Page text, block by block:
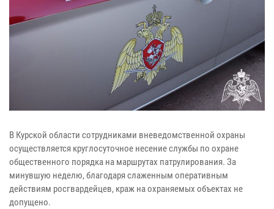
В Курской области сотрудниками вневедомственной охраны
осуществляется круглосуточное несение службы по охране
общественного порядка на маршрутах патрулирования. За
минувшую неделю, благодаря слаженным оперативным
действиям росгвардейцев, краж на охраняемых объектах не
допущено.